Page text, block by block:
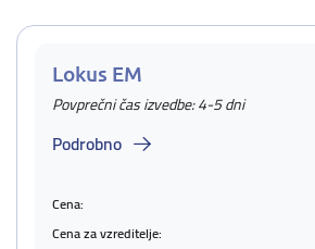
Lokus EM
Povprečni čas izvedbe: 4-5 dni
Podrobno
Cena:
Cena za vzreditelje: